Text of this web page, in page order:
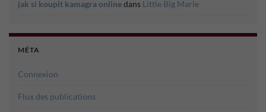
jak si koupit kamagra onlinedans Little Big Marie
MÉTA
Connexion
Flux des publications